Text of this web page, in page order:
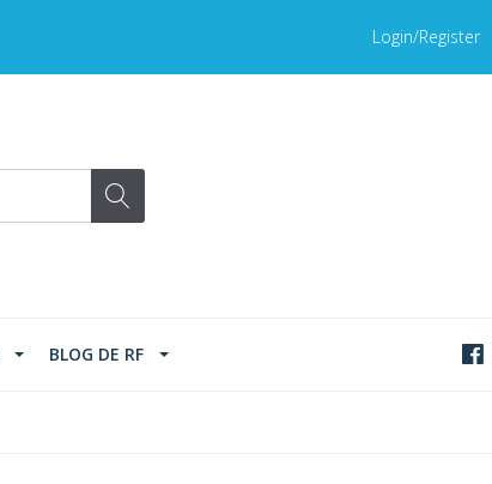
Login/Register
BLOG DE RF